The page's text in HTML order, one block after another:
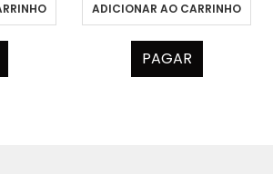
ADICIONAR AO CARRINHO
PAGAR